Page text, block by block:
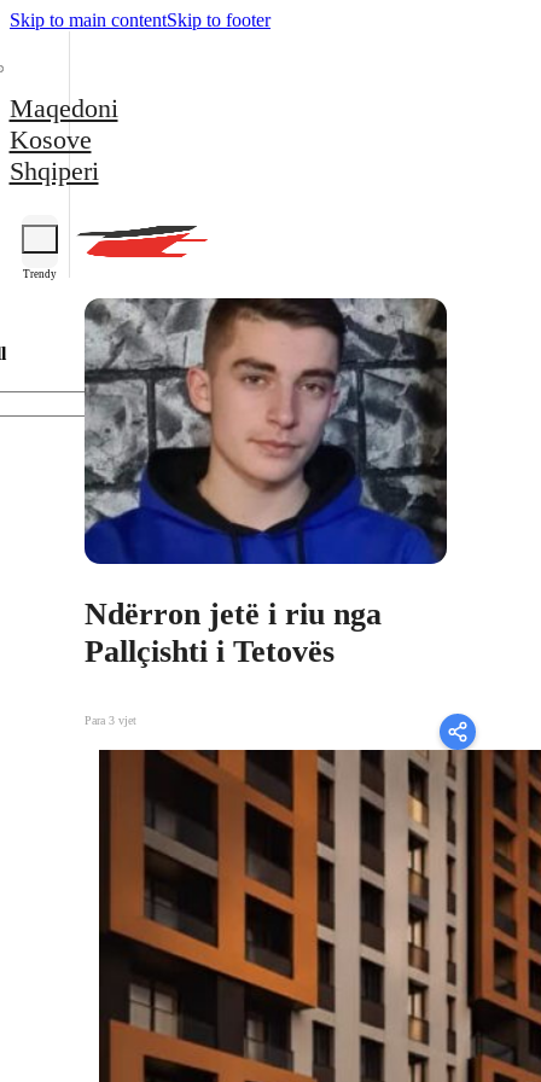
Skip to main contentSkip to footer
Maqedoni
Kosove
Shqiperi
Trendy
Ndërron jetë i riu nga
Pallçishti i Tetovës
Para 3 vjet